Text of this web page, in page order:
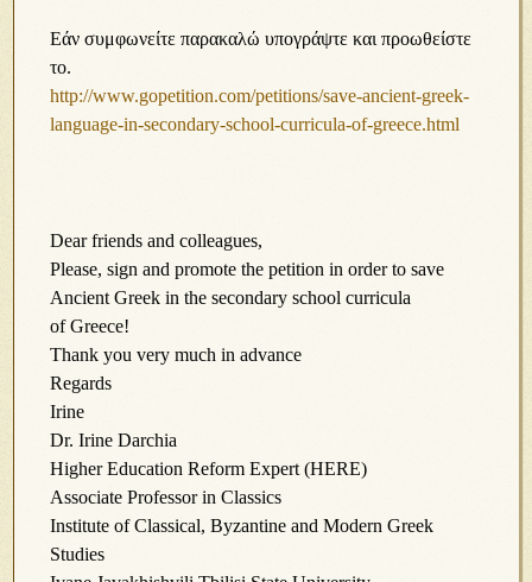
Εάν συμφωνείτε παρακαλώ υπογράψτε και προωθείστε
το.
http://www.gopetition.com/petitions/save-ancient-greek-
language-in-secondary-school-curricula-of-greece.html
Dear friends and colleagues,
Please, sign and promote the petition in order to save
Ancient Greek in the secondary school curricula
of Greece!
Thank you very much in advance
Regards
Irine
Dr. Irine Darchia
Higher Education Reform Expert (HERE)
Associate Professor in Classics
Institute of Classical, Byzantine and Modern Greek
Studies